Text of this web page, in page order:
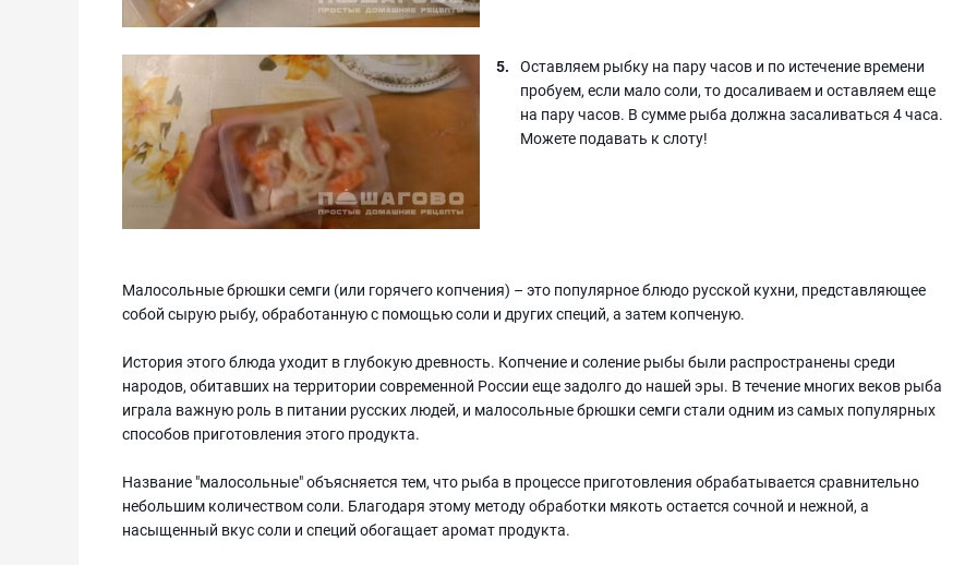
Оставляем рыбку на пару часов и по истечение времени
пробуем, если мало соли, то досаливаем и оставляем еще
на пару часов. В сумме рыба должна засаливаться 4 часа.
Можете подавать к слоту!
Малосольные брюшки семги (или горячего копчения) – это популярное блюдо русской кухни, представляющее
собой сырую рыбу, обработанную с помощью соли и других специй, а затем копченую.
История этого блюда уходит в глубокую древность. Копчение и соление рыбы были распространены среди
народов, обитавших на территории современной России еще задолго до нашей эры. В течение многих веков рыба
играла важную роль в питании русских людей, и малосольные брюшки семги стали одним из самых популярных
способов приготовления этого продукта.
Название "малосольные" объясняется тем, что рыба в процессе приготовления обрабатывается сравнительно
небольшим количеством соли. Благодаря этому методу обработки мякоть остается сочной и нежной, а
насыщенный вкус соли и специй обогащает аромат продукта.